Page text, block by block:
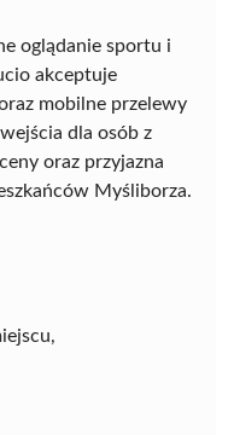
oglądanie sportu i
akceptuje
mobilne przelewy
dla osób z
oraz przyjazna
Myśliborza.